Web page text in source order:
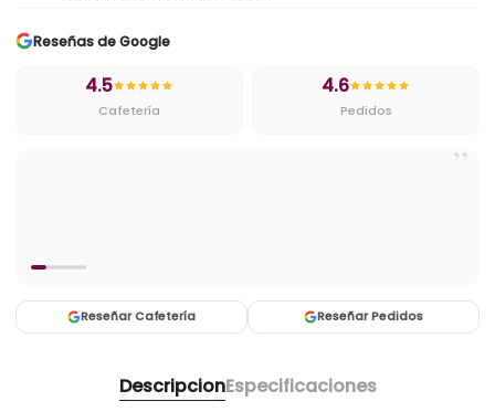
Reseñas de Google
4.5
Cafetería
4.6
Pedidos
”
Reseñar Cafetería Reseñar Pedidos
DescripcionEspecificaciones